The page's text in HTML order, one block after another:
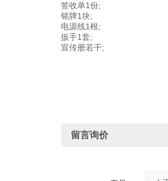
签收单1份;
铭牌1块;
电源线1根;
扳手1套;
宣传册若干;
留言询价